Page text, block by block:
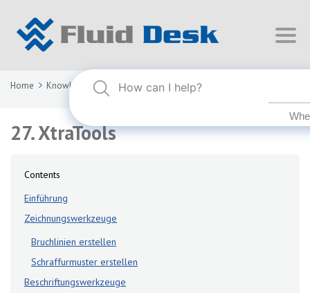
Home Knowledge Base FLUID DESK BIM 2025
27. XtraTools
Contents
Einführung
Zeichnungswerkzeuge
Bruchlinien erstellen
Schraffurmuster erstellen
Beschriftungswerkzeuge